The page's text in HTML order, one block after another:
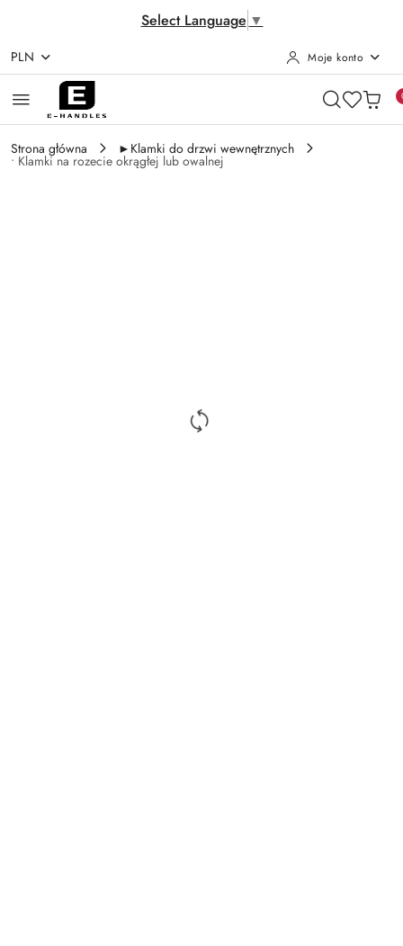
Select Language ▼
Przejdź do treści głównej
Przejdź do wyszukiwarki
Przejdź do moje konto
Przejdź do menu głównego
Przejdź do opisu produktu
Przejdź do stopki
PLN Moje konto
Strona główna ►Klamki do drzwi wewnętrznych
• Klamki na rozecie okrągłej lub owalnej